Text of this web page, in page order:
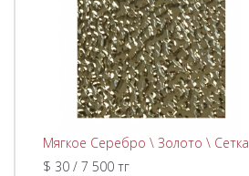
Мягкое Серебро \ Золото \ Сетка
$ 30 / 7 500 тг